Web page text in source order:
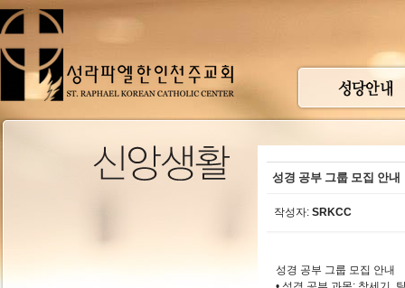
성경 공부 그룹 모집 안내
작성자: SRKCC
성경 공부 그룹 모집 안내